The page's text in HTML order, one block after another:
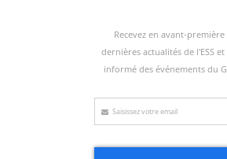
Recevez en avant-première
dernières actualités de l'ESS et
informé des événements du